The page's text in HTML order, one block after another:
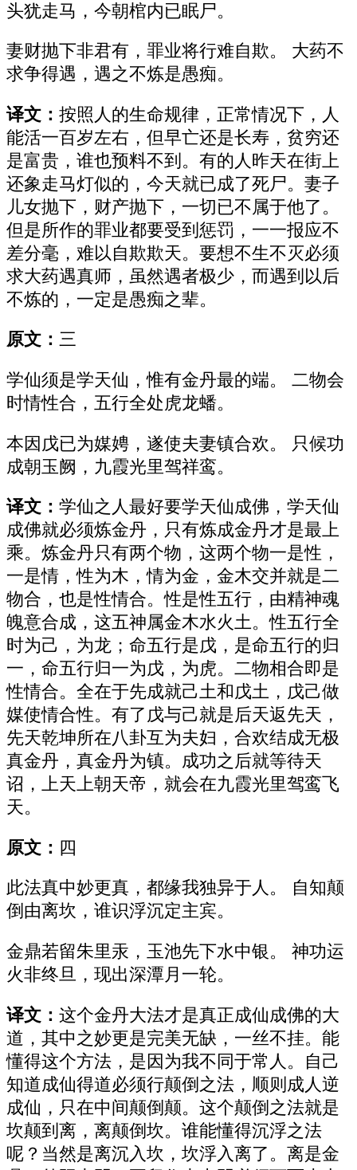
头犹走马，今朝棺内已眠尸。
妻财抛下非君有，罪业将行难自欺。 大药不
求争得遇，遇之不炼是愚痴。
译文： 按照人的生命规律，正常情况下，人
能活一百岁左右，但早亡还是长寿，贫穷还
是富贵，谁也预料不到。有的人昨天在街上
还象走马灯似的，今天就已成了死尸。妻子
儿女抛下，财产抛下，一切已不属于他了。
但是所作的罪业都要受到惩罚，一一报应不
差分毫，难以自欺欺天。要想不生不灭必须
求大药遇真师，虽然遇者极少，而遇到以后
不炼的，一定是愚痴之辈。
原文： 三
学仙须是学天仙，惟有金丹最的端。 二物会
时情性合，五行全处虎龙蟠。
本因戊已为媒娉，遂使夫妻镇合欢。 只候功
成朝玉阙，九霞光里驾祥鸾。
译文： 学仙之人最好要学天仙成佛，学天仙
成佛就必须炼金丹，只有炼成金丹才是最上
乘。炼金丹只有两个物，这两个物一是性，
一是情，性为木，情为金，金木交并就是二
物合，也是性情合。性是性五行，由精神魂
魄意合成，这五神属金木水火土。性五行全
时为己，为龙；命五行是戊，是命五行的归
一，命五行归一为戊，为虎。二物相合即是
性情合。全在于先成就己土和戊土，戊己做
媒使情合性。有了戊与己就是后天返先天，
先天乾坤所在八卦互为夫妇，合欢结成无极
真金丹，真金丹为镇。成功之后就等待天
诏，上天上朝天帝，就会在九霞光里驾鸾飞
天。
原文： 四
此法真中妙更真，都缘我独异于人。 自知颠
倒由离坎，谁识浮沉定主宾。
金鼎若留朱里汞，玉池先下水中银。 神功运
火非终旦，现出深潭月一轮。
译文： 这个金丹大法才是真正成仙成佛的大
道，其中之妙更是完美无缺，一丝不挂。能
懂得这个方法，是因为我不同于常人。自己
知道成仙得道必须行颠倒之法，顺则成人逆
成仙，只在中间颠倒颠。这个颠倒之法就是
坎颠到离，离颠倒坎。谁能懂得沉浮之法
呢？当然是离沉入坎，坎浮入离了。离是金